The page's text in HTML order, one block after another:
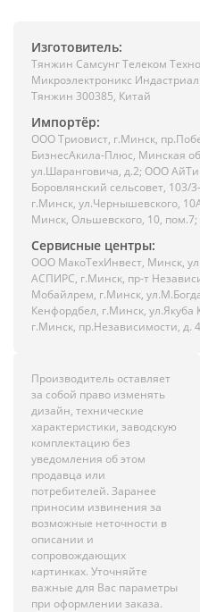
Изготовитель:
Тянжин Самсунг Телеком
Микроэлектроникс
Тянжин 300385, Китай
Импортёр:
ООО Триовист, г.Минск,
БизнесАкила-Плюс, Минская
ул.Шаранговича, д.2; ООО
Боровлянский сельсовет, 103/
г.Минск, ул.Чернышевского,
Минск, Ольшевского, 10, пом.7;
Сервисные центры:
ООО МакоТехИнвест, Минск,
АСПИРС, г.Минск, пр-т
Мобайлрем, г.Минск,
Кенфордбел, г.Минск,
г.Минск, пр.Независимости, д.
Производитель оставляет
за собой право изменять
дизайн, технические
характеристики, заводскую
комплектацию без
уведомления об этом
продавца или
потребителей. Заранее
приносим извинения за
возможные неточности в
описании и
сопровождающих
картинках. Уточняйте
важные для Вас параметры
при оформлении заказа.